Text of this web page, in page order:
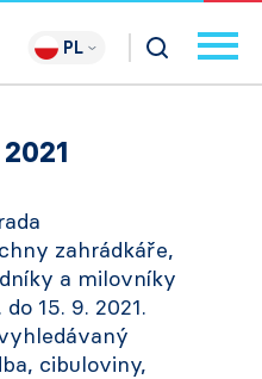
PL
zahrádkáře,
a milovníky
15. 9. 2021.
cibuloviny,